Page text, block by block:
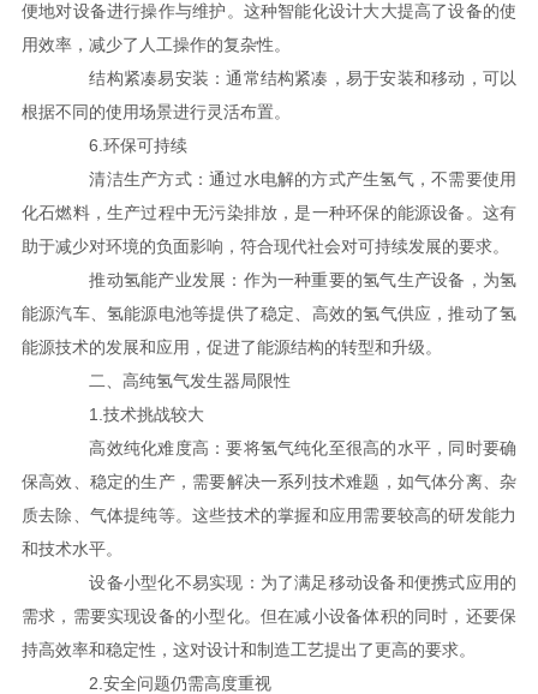
便地对设备进行操作与维护。这种智能化设计大大提高了设备的使
用效率，减少了人工操作的复杂性。
结构紧凑易安装：通常结构紧凑，易于安装和移动，可以
根据不同的使用场景进行灵活布置。
6.环保可持续
清洁生产方式：通过水电解的方式产生氢气，不需要使用
化石燃料，生产过程中无污染排放，是一种环保的能源设备。这有
助于减少对环境的负面影响，符合现代社会对可持续发展的要求。
推动氢能产业发展：作为一种重要的氢气生产设备，为氢
能源汽车、氢能源电池等提供了稳定、高效的氢气供应，推动了氢
能源技术的发展和应用，促进了能源结构的转型和升级。
二、高纯氢气发生器局限性
1.技术挑战较大
高效纯化难度高：要将氢气纯化至很高的水平，同时要确
保高效、稳定的生产，需要解决一系列技术难题，如气体分离、杂
质去除、气体提纯等。这些技术的掌握和应用需要较高的研发能力
和技术水平。
设备小型化不易实现：为了满足移动设备和便携式应用的
需求，需要实现设备的小型化。但在减小设备体积的同时，还要保
持高效率和稳定性，这对设计和制造工艺提出了更高的要求。
2.安全问题仍需高度重视